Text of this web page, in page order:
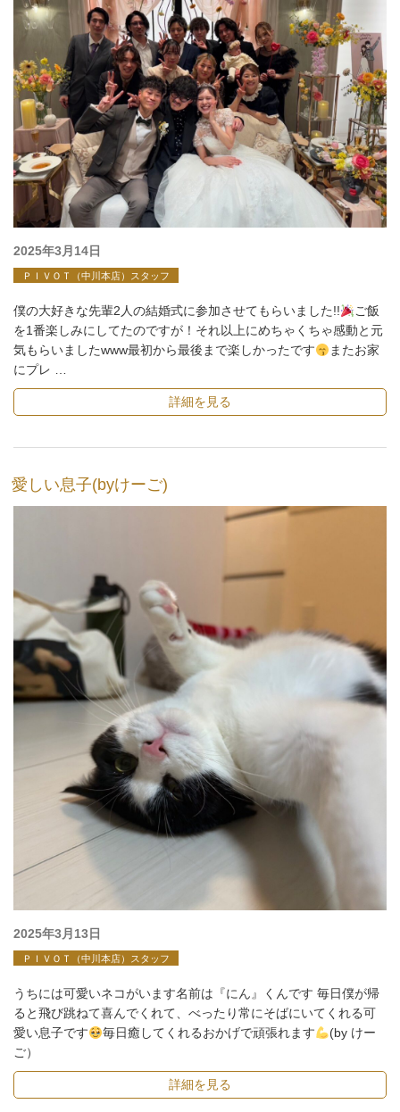
投
稿
2025年3月14日
ＰＩＶＯＴ（中川本店）スタッフ
僕の大好きな先輩2人の結婚式に参加させてもらいました!!
ご飯
を1番楽しみにしてたのですが！それ以上にめちゃくちゃ感動と元
気もらいましたwww最初から最後まで楽しかったです
またお家
にプレ …
詳細を見る
愛しい息子(byけーご)
投
稿
2025年3月13日
ＰＩＶＯＴ（中川本店）スタッフ
うちには可愛いネコがいます名前は『にん』くんです 毎日僕が帰
ると飛び跳ねて喜んでくれて、べったり常にそばにいてくれる可
愛い息子です
毎日癒してくれるおかげで頑張れます
(by けー
ご）
詳細を見る